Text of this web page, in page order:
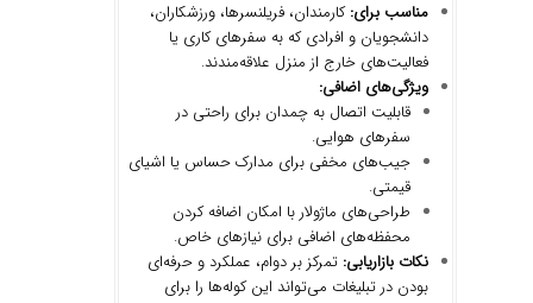
مناسب برای:کارمندان، فریلنسرها، ورزشکاران،
دانشجویان و افرادی که به سفرهای کاری یا
فعالیت‌های خارج از منزل علاقه‌مندند.
ویژگیهای اضافی:
قابلیت اتصال به چمدان برای راحتی در
سفرهای هوایی.
جیب‌های مخفی برای مدارک حساس یا اشیای
قیمتی.
طراحی‌های ماژولار با امکان اضافه کردن
محفظه‌های اضافی برای نیازهای خاص.
نکات بازاریابی: تمرکز بر دوام، عملکرد و حرفه‌ای
بودن در تبلیغات می‌تواند این کوله‌ها را برای